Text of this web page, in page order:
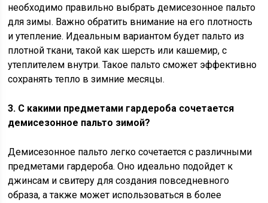
необходимо правильно выбрать демисезонное пальто
для зимы. Важно обратить внимание на его плотность
и утепление. Идеальным вариантом будет пальто из
плотной ткани, такой как шерсть или кашемир, с
утеплителем внутри. Такое пальто сможет эффективно
сохранять тепло в зимние месяцы.
3. С какими предметами гардероба сочетается
демисезонное пальто зимой?
Демисезонное пальто легко сочетается с различными
предметами гардероба. Оно идеально подойдет к
джинсам и свитеру для создания повседневного
образа, а также может использоваться в более